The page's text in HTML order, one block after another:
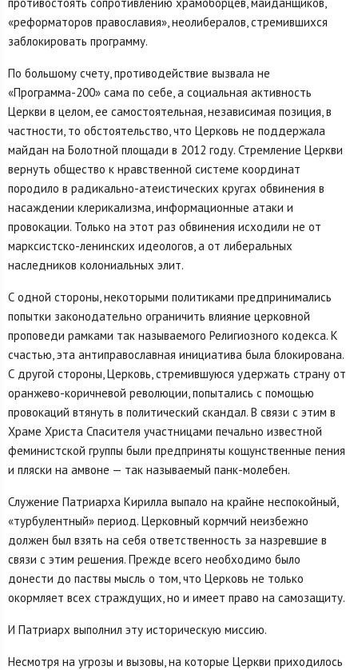
«реформаторов православия», неолибералов, стремившихся
заблокировать программу.
По большому счету, противодействие вызвала не
«Программа-200» сама по себе, а социальная активность
Церкви в целом, ее самостоятельная, независимая позиция, в
частности, то обстоятельство, что Церковь не поддержала
майдан на Болотной площади в 2012 году. Стремление Церкви
вернуть общество к нравственной системе координат
породило в радикально-атеистических кругах обвинения в
насаждении клерикализма, информационные атаки и
провокации. Только на этот раз обвинения исходили не от
марксистско-ленинских идеологов, а от либеральных
наследников колониальных элит.
С одной стороны, некоторыми политиками предпринимались
попытки законодательно ограничить влияние церковной
проповеди рамками так называемого Религиозного кодекса. К
счастью, эта антиправославная инициатива была блокирована.
С другой стороны, Церковь, стремившуюся удержать страну от
оранжево-коричневой революции, попытались с помощью
провокаций втянуть в политический скандал. В связи с этим в
Храме Христа Спасителя участницами печально известной
феминистской группы были предприняты кощунственные пения
и пляски на амвоне — так называемый панк-молебен.
Служение Патриарха Кирилла выпало на крайне неспокойный,
«турбулентный» период. Церковный кормчий неизбежно
должен был взять на себя ответственность за назревшие в
связи с этим решения. Прежде всего необходимо было
донести до паствы мысль о том, что Церковь не только
окормляет всех страждущих, но и имеет право на самозащиту.
И Патриарх выполнил эту историческую миссию.
Несмотря на угрозы и вызовы, на которые Церкви приходилось